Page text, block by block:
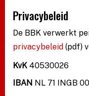
Privacybeleid
De BBK verwerkt
privacybeleid (pdf)
KvK 40530026
IBAN NL 71 INGB